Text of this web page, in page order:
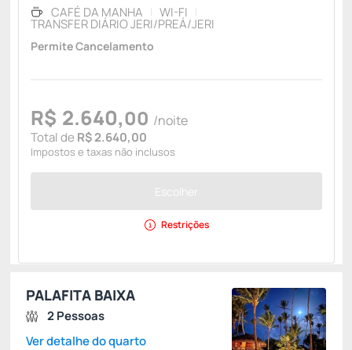
CAFÉ DA MANHA WI-FI
TRANSFER DIÁRIO JERI/PREÁ/JERI
Permite Cancelamento
R$ 2.640,00 /noite
Total de R$ 2.640,00
Impostos e taxas não inclusos
Escolher
Restrições
PALAFITA BAIXA
2 Pessoas
Ver detalhe do quarto